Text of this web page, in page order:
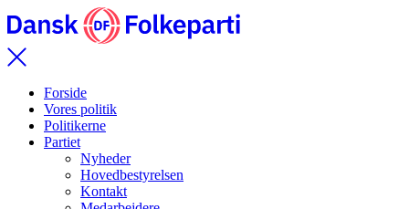
Forside
Vores politik
Politikerne
Partiet
Nyheder
Hovedbestyrelsen
Kontakt